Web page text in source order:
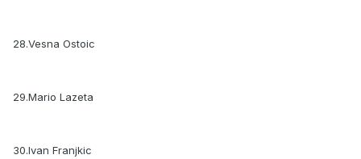
28.Vesna Ostoic
29.Mario Lazeta
30.Ivan Franjkic